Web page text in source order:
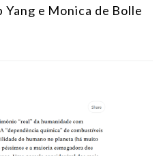
e Monica de Bolle